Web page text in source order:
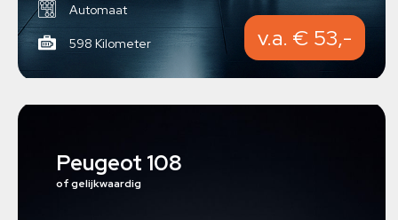
Automaat
598 Kilometer v.a. € 53,-
Peugeot 108
of gelijkwaardig